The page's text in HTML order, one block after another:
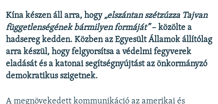
Valamennyi RFE/RL weboldal
Kína készen áll arra, hogy „elszántan szétzúzza Tajvan
függetlenségének bármilyen formáját”– közölte a
hadsereg kedden. Közben az Egyesült Államok állítólag
arra készül, hogy felgyorsítsa a védelmi fegyverek
eladását és a katonai segítségnyújtást az önkormányzó
demokratikus szigetnek.
A megnövekedett kommunikáció az amerikai és